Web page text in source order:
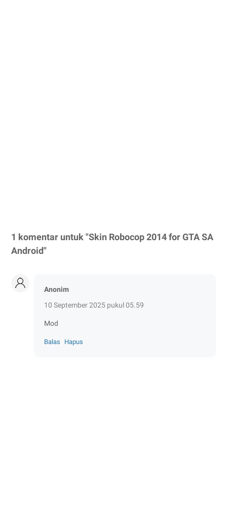
1 komentar untuk "Skin Robocop 2014 for GTA SA
Android"
Anonim
10 September 2025 pukul 05.59
Mod
Balas Hapus